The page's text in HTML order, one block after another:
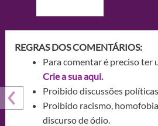
REGRAS DOS COMENTÁRIOS:
Para comentar é preciso ter
Crie a sua aqui.
Proibido discussões
Proibido racismo,
discurso de ódio.